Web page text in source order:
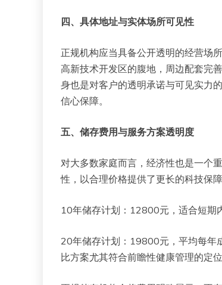
四、具体地址与实体场所可见性
正规机构应当具备公开透明的经营场
高新技术开发区的腹地，周边配套完
身也是对客户的透明承诺与可见实力
信心保障。
五、储存费用与服务方案透明度
对大多数家庭而言，经济性也是一个
性，以合理价格提供了更长的科技保障
10年储存计划：12800元，适合短期
20年储存计划：19800元，平均每年
比方案尤其符合前瞻性健康管理的定位